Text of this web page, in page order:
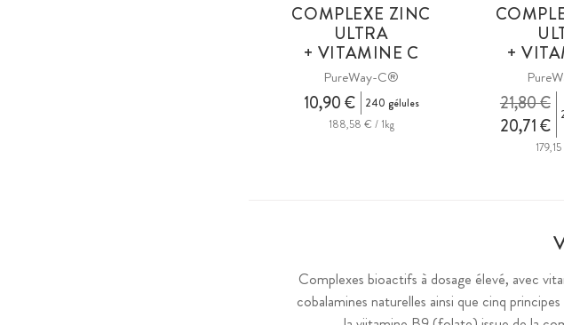
COMPLEXE ZINC
ULTRA
+ VITAMINE C
PureWay-C®
10,90 €
240 gélules
188,58 € / 1kg
+
20,71 €
21,80 €
Complexes bioactifs à dosage élevé, avec
cobalamines naturelles ainsi que cinq